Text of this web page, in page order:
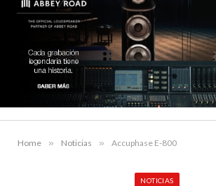
Home » Noticias » Accuphase E-800
NOTICIAS